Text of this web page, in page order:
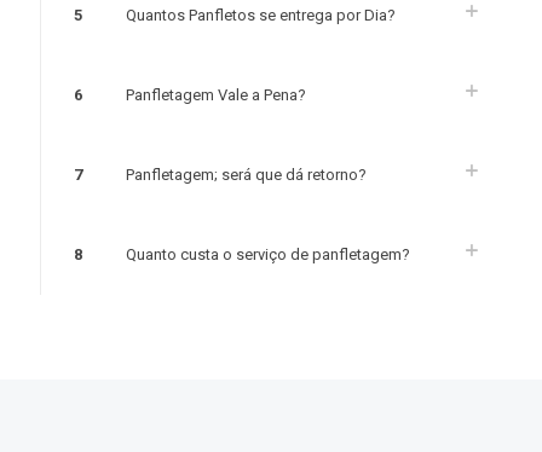
5 Quantos Panfletos se entrega por Dia?
6 Panfletagem Vale a Pena?
7 Panfletagem; será que dá retorno?
8 Quanto custa o serviço de panfletagem?